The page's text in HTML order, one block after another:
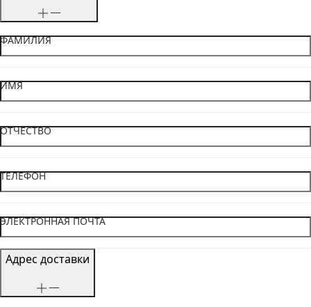
ФАМИЛИЯ
ИМЯ
ОТЧЕСТВО
ТЕЛЕФОН
ЭЛЕКТРОННАЯ ПОЧТА
Адрес доставки